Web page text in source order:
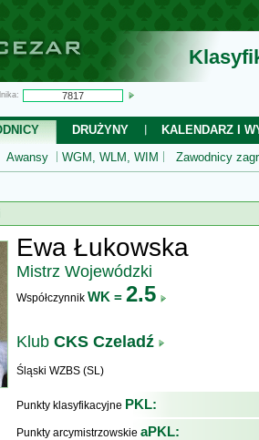
DRUŻYNY
KALENDARZ I
Awansy WGM, WLM, WIM Zawodnicy
Ewa Łukowska
Mistrz Wojewódzki
Współczynnik WK = 2.5
Klub CKS Czeladź
Śląski WZBS (SL)
Punkty klasyfikacyjne PKL:
Punkty arcymistrzowskie aPKL: